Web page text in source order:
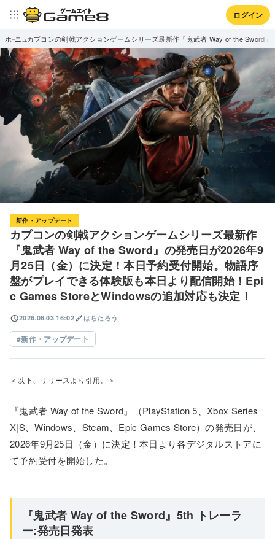
ログイン
ホームニュース
カプコンの剣戟アクションゲームシリーズ最新作『鬼武者 Way of the Sword
新作・アップデート
カプコンの剣戟アクションゲームシリーズ最新作
『鬼武者 Way of the Sword』の発売日が2026年9
月25日（金）に決定！本日予約受付開始。物語序
盤がプレイできる体験版も本日より配信開始！Epi
c Games StoreとWindowsの追加対応も決定！
schedule2026.06.03 16:02editはちたろう
新作・アップデート
＜以下、リリースより引用。＞
『鬼武者 Way of the Sword』（PlayStation 5、Xbox Series
X|S、Windows、Steam、Epic Games Store）の発売日が、
2026年9月25日（金）に決定！本日より各デジタルストアに
て予約受付を開始した。
『鬼武者 Way of the Sword』5th トレーラ
ー:発売日発表